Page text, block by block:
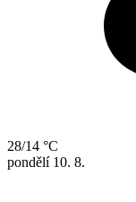
28/14 °C
pondělí 10. 8.